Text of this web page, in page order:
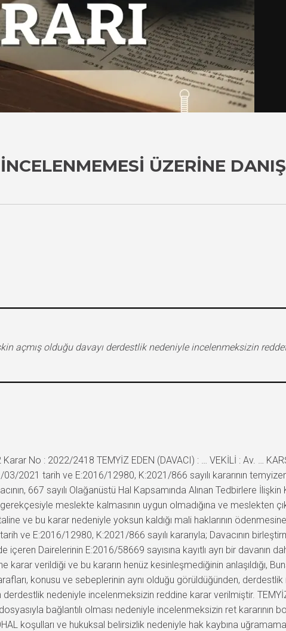
ÜZERINE
açmış olduğu davayı derdestlik nedeniyle incelenmeksizin
No : 2022/2418 TEMYİZ EDEN (DAVACI) : … VEKİLİ : Av. …
2021 tarih ve E:2016/12980, K:2021/866 sayılı kararının
667 sayılı Olağanüstü Hal Kapsamında Alınan Tedbirlere
meslekte kalmasının uygun olmadığına ve meslekten
ve bu karar nedeniyle yoksun kaldığı mali haklarının
ve E:2016/12980, K:2021/866 sayılı kararıyla; Davacının
Dairelerinin E:2016/58669 sayısına kayıtlı ayrı bir davanın
verildiği ve bu kararın henüz kesinleşmediğinin anlaşıldığı,
konusu ve sebeplerinin aynı olduğu görüldüğünden,
nedeniyle incelenmeksizin reddine karar verilmiştir.
bağlantılı olması nedeniyle incelenmeksizin ret kararının
koşulları ve hukuksal belirsizlik nedeniyle hak kaybına